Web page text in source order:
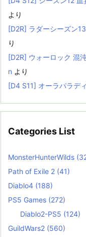
より
[D2R] ラダーシーズン
り
[D2R] ウォーロック 混
n より
[D4 S11] オーラパラデ
Categories List
MonsterHunterWilds
Path of Exile 2 (41)
Diablo4 (188)
PS5 Games (272)
Diablo2-PS5 (124)
GuildWars2 (560)